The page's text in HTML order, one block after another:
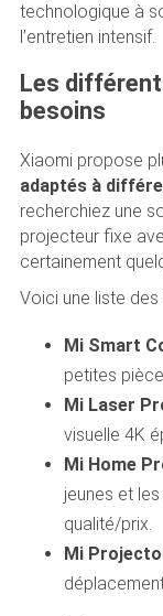
technologique à
l’entretien intensif.
Les
besoins
Xiaomi propose
adaptés à
recherchiez une
projecteur fixe
certainement
Voici une liste
Mi Smart
petites
Mi Laser
visuelle 4K
Mi Home
jeunes et
qualité/prix.
Mi